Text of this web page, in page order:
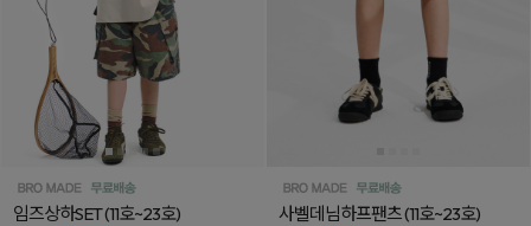
임즈상하SET(11호~23호) 사벨데님하프팬츠(11호~23호)